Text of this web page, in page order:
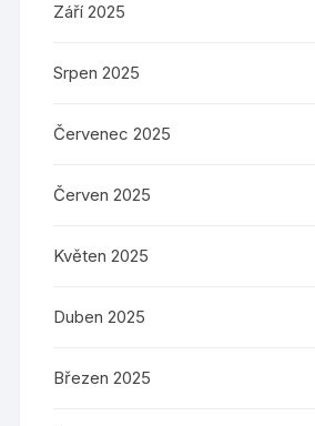
Září 2025
Srpen 2025
Červenec 2025
Červen 2025
Květen 2025
Duben 2025
Březen 2025